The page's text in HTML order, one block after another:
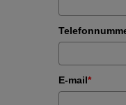
E-mail*